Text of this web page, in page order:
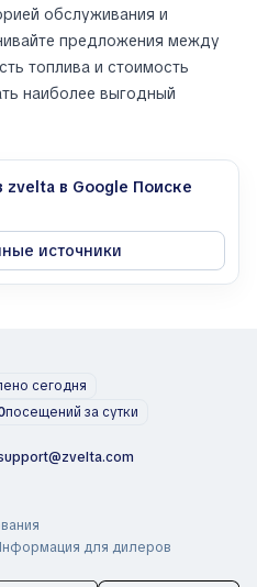
обслуживания и
предложения между
топлива и стоимость
наиболее выгодный
в Google Поиске
источники
сегодня
посещений за сутки
для дилеров